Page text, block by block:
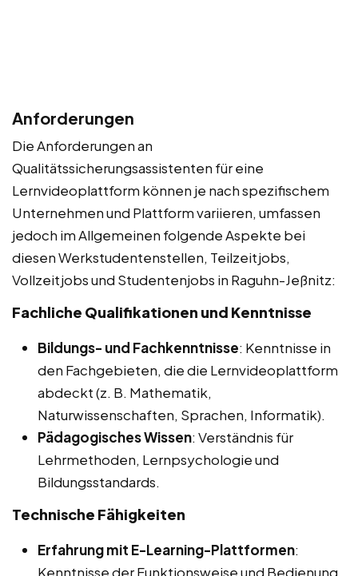
Anforderungen
Die Anforderungen an
Qualitätssicherungsassistenten für eine
Lernvideoplattform können je nach spezifischem
Unternehmen und Plattform variieren, umfassen
jedoch im Allgemeinen folgende Aspekte bei
diesen Werkstudentenstellen, Teilzeitjobs,
Vollzeitjobs und Studentenjobs in Raguhn-Jeßnitz:
Fachliche Qualifikationen und Kenntnisse
Bildungs- und Fachkenntnisse: Kenntnisse in
den Fachgebieten, die die Lernvideoplattform
abdeckt (z. B. Mathematik,
Naturwissenschaften, Sprachen, Informatik).
Pädagogisches Wissen: Verständnis für
Lehrmethoden, Lernpsychologie und
Bildungsstandards.
Technische Fähigkeiten
Erfahrung mit E-Learning-Plattformen:
Kenntnisse der Funktionsweise und Bedienung